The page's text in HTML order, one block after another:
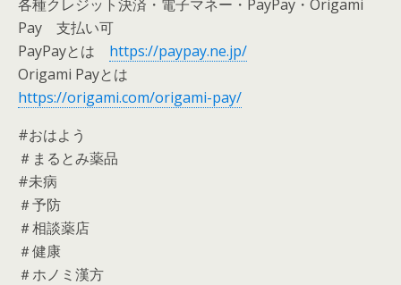
各種クレジット決済・電子マネー・PayPay・Origami
Pay 支払い可
PayPayとは https://paypay.ne.jp/
Origami Payとは
https://origami.com/origami-pay/
#おはよう
＃まるとみ薬品
#未病
＃予防
＃相談薬店
＃健康
＃ホノミ漢方